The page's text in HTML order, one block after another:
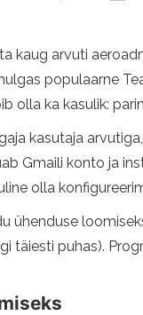
kaug arvuti
populaarne
olla ka kasulik:
kasutaja
Gmaili konto ja
olla
ühenduse
täiesti puhas).